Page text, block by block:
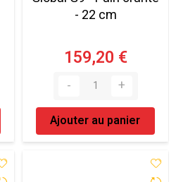
- 22 cm
159,20 €
Ajouter au panier